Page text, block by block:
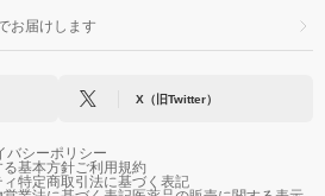
お届けします
X（旧Twitter）
バシーポリシー
基本方針ご利用規約
特定商取引法に基づく表記